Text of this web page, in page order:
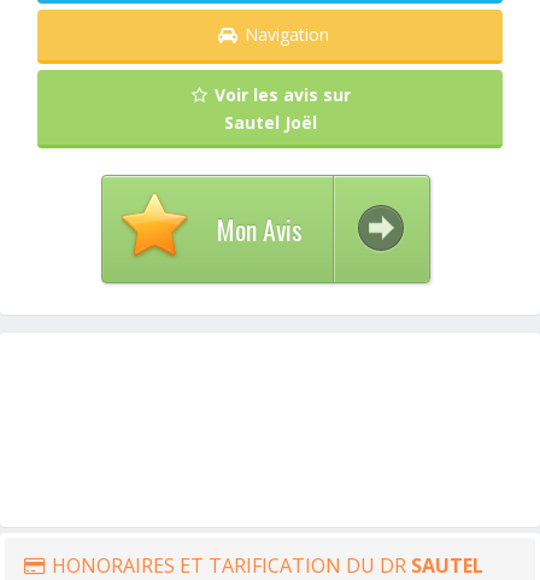
Navigation
Voir les avis sur
Sautel Joël
Mon Avis
HONORAIRES ET TARIFICATION DU DR SAUTEL